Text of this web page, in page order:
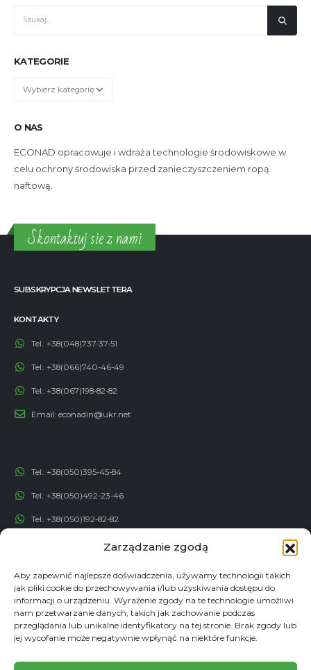
Zarządzanie zgodą
Aby zapewnić najlepsze doświadczenia, używamy technologii takich
jak pliki cookie do przechowywania i/lub uzyskiwania dostępu do
informacji o urządzeniu. Wyrażenie zgody na te technologie umożliwi
nam przetwarzanie danych, takich jak zachowanie podczas
przeglądania lub unikalne identyfikatory na tej stronie. Brak zgody lub
jej wycofanie może negatywnie wpłynąć na niektóre funkcje.
KATEGORIE
Kategorie
O NAS
ECONAD opracowuje i wdraża technologie środowiskowe w
celu ochrony środowiska przed zanieczyszczeniem ropą
naftową.
Skontaktuj sie z nami
SUBSKRYPCJA NEWSLETTERA
KONTAKTY
Tel.: +38(048)737-37-51
Tel.: +38(066)740-46-49
Tel.: +38(067)198-82-82
Email: econadin@ukr.net
Tel.: +38(050)395-45-84
Tel.: +38(050)492-23-46
Tel.: +38(050)192-82-82
contact@econadin.com
SIECI SPOŁECZNOŚCIOWE